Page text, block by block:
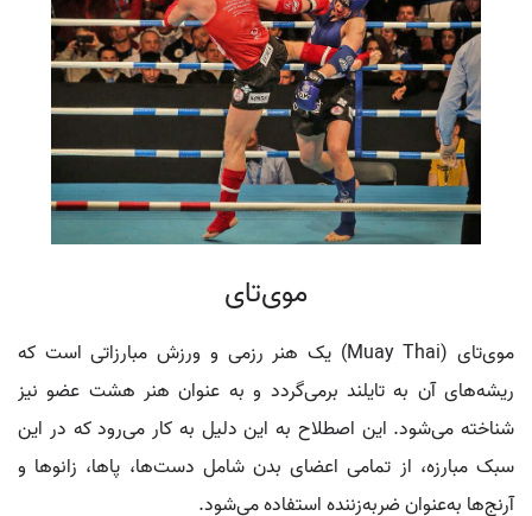
موی‌تای
موی‌تای (Muay Thai) یک هنر رزمی و ورزش مبارزاتی است که
ریشه‌های آن به تایلند برمی‌گردد و به عنوان هنر هشت عضو نیز
شناخته می‌شود. این اصطلاح به این دلیل به کار می‌رود که در این
سبک مبارزه، از تمامی اعضای بدن شامل دست‌ها، پاها، زانوها و
آرنج‌ها به‌عنوان ضربه‌زننده استفاده می‌شود.